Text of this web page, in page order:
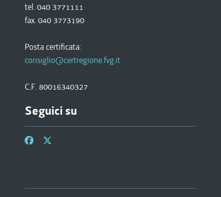
tel. 040 3771111
fax. 040 3773190
Posta certificata:
consiglio@certregione.fvg.it
C.F. 80016340327
Seguici su